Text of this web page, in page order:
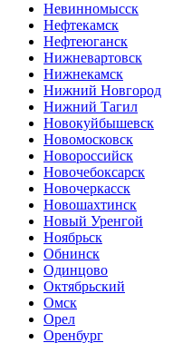
Невинномысск
Нефтекамск
Нефтеюганск
Нижневартовск
Нижнекамск
Нижний Новгород
Нижний Тагил
Новокуйбышевск
Новомосковск
Новороссийск
Новочебоксарск
Новочеркасск
Новошахтинск
Новый Уренгой
Ноябрьск
Обнинск
Одинцово
Октябрьский
Омск
Орел
Оренбург